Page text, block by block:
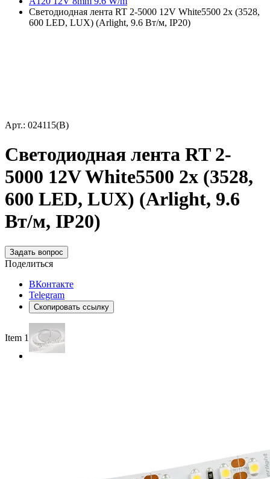
Светодиодная лента RT 2-5000 12V White5500 2x (3528,
600 LED, LUX) (Arlight, 9.6 Вт/м, IP20)
Арт.: 024115(B)
Светодиодная лента RT 2-
5000 12V White5500 2x (3528,
600 LED, LUX) (Arlight, 9.6
Вт/м, IP20)
Задать вопрос
Поделиться
ВКонтакте
Telegram
Скопировать ссылку
Item 1 of 2